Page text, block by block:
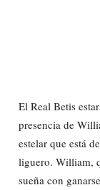
El Real Betis
presencia de
estelar que está
liguero. William,
sueña con